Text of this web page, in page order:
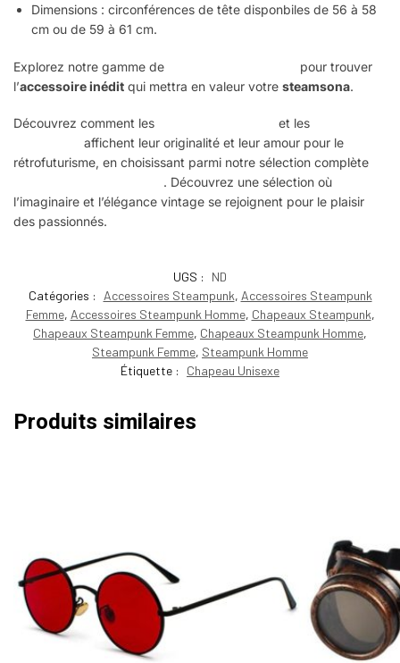
Dimensions : circonférences de tête disponbiles de 56 à 58
cm ou de 59 à 61 cm.
Explorez notre gamme de
pour trouver
l’accessoire inédit qui mettra en valeur votre steamsona.
Découvrez comment les et les
affichent leur originalité et leur amour pour le
rétrofuturisme, en choisissant parmi notre sélection complète
. Découvrez une sélection où
l’imaginaire et l’élégance vintage se rejoignent pour le plaisir
des passionnés.
UGS :
ND
Catégories :
Accessoires Steampunk, Accessoires Steampunk
Femme, Accessoires Steampunk Homme, Chapeaux Steampunk,
Chapeaux Steampunk Femme, Chapeaux Steampunk Homme,
Steampunk Femme, Steampunk Homme
Étiquette :
Chapeau Unisexe
Produits similaires